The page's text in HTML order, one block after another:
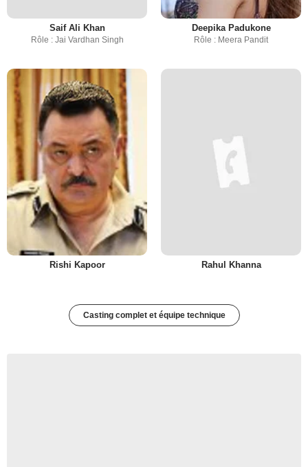
Saif Ali Khan
Rôle : Jai Vardhan Singh
Deepika Padukone
Rôle : Meera Pandit
Rishi Kapoor Rahul Khanna
Casting complet et équipe technique